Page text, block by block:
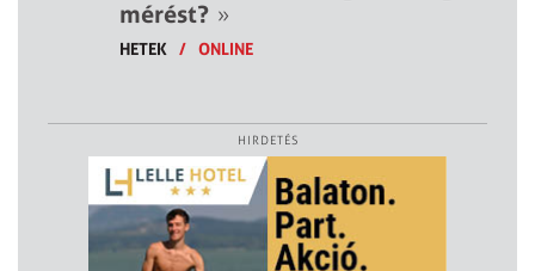
mérést? »
HETEK / ONLINE
HIRDETÉS